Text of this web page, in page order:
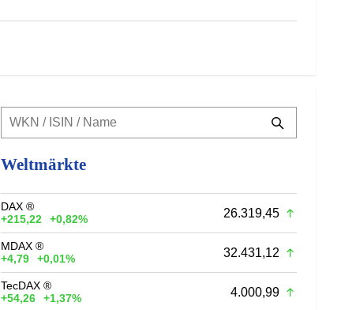
Weltmärkte
DAX ®
+215,22
+0,82% 26.319,45
MDAX ®
+4,79
+0,01% 32.431,12
TecDAX ®
+54,26
+1,37% 4.000,99